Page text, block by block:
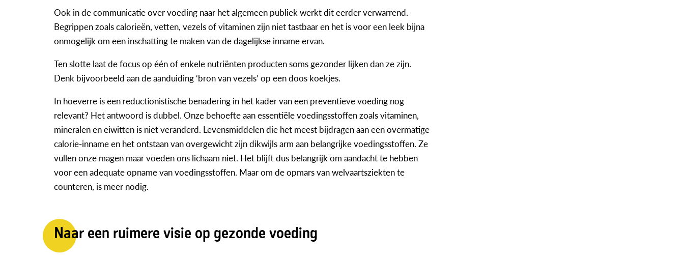
Ook in de communicatie over voeding naar het algemeen publiek werkt dit eerder verwarrend.
Begrippen zoals calorieën, vetten, vezels of vitaminen zijn niet tastbaar en het is voor een leek bijna
onmogelijk om een inschatting te maken van de dagelijkse inname ervan.
Ten slotte laat de focus op één of enkele nutriënten producten soms gezonder lijken dan ze zijn.
Denk bijvoorbeeld aan de aanduiding ‘bron van vezels’ op een doos koekjes.
In hoeverre is een reductionistische benadering in het kader van een preventieve voeding nog
relevant? Het antwoord is dubbel. Onze behoefte aan essentiële voedingsstoffen zoals vitaminen,
mineralen en eiwitten is niet veranderd. Levensmiddelen die het meest bijdragen aan een overmatige
calorie-inname en het ontstaan van overgewicht zijn dikwijls arm aan belangrijke voedingsstoffen. Ze
vullen onze magen maar voeden ons lichaam niet. Het blijft dus belangrijk om aandacht te hebben
voor een adequate opname van voedingsstoffen. Maar om de opmars van welvaartsziekten te
counteren, is meer nodig.
Naar een ruimere visie op gezonde voeding